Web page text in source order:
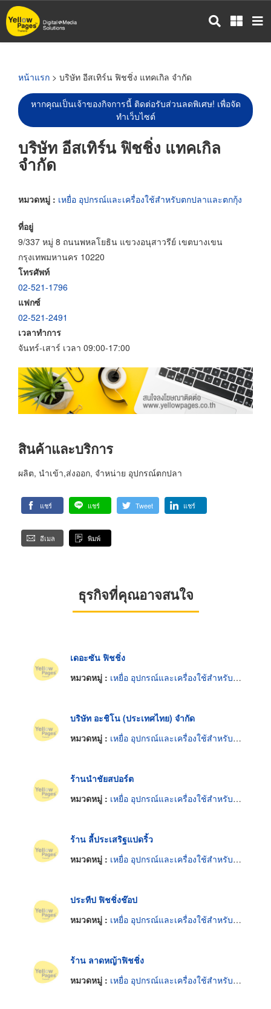
ข้าม
ไป
หน้าแรก > บริษัท อีสเทิร์น ฟิชชิ่ง แทคเกิล จำกัด
หากคุณเป็นเจ้าของกิจการนี้ ติดต่อรับส่วนลดพิเศษ! เพื่อจัด
ทำเว็บไซต์
บริษัท อีสเทิร์น ฟิชชิ่ง แทคเกิล
จำกัด
หมวดหมู่ : เหยื่อ อุปกรณ์และเครื่องใช้สำหรับตกปลาและตกกุ้ง
ที่อยู่
9/337 หมู่ 8 ถนนพหลโยธิน แขวงอนุสาวรีย์ เขตบางเขน
กรุงเทพมหานคร 10220
โทรศัพท์
02-521-1796
แฟกซ์
02-521-2491
เวลาทำการ
จันทร์-เสาร์ เวลา 09:00-17:00
สินค้าและบริการ
ผลิต, นำเข้า,ส่งออก, จำหน่าย อุปกรณ์ตกปลา
แชร์ แชร์ Tweet แชร์
อีเมล พิมพ์
ธุรกิจที่คุณอาจสนใจ
เดอะซัน ฟิชชิ่ง
หมวดหมู่ : เหยื่อ อุปกรณ์และเครื่องใช้สำหรับตกปลาและตกกุ้ง
บริษัท อะชิโน (ประเทศไทย) จำกัด
หมวดหมู่ : เหยื่อ อุปกรณ์และเครื่องใช้สำหรับตกปลาและตกกุ้ง
ร้านนำชัยสปอร์ต
หมวดหมู่ : เหยื่อ อุปกรณ์และเครื่องใช้สำหรับตกปลาและตกกุ้ง
ร้าน ลี้ประเสริฐแปดริ้ว
หมวดหมู่ : เหยื่อ อุปกรณ์และเครื่องใช้สำหรับตกปลาและตกกุ้ง
ประทีป ฟิชชิ่งช๊อป
หมวดหมู่ : เหยื่อ อุปกรณ์และเครื่องใช้สำหรับตกปลาและตกกุ้ง
ร้าน ลาดหญ้าฟิชชิ่ง
หมวดหมู่ : เหยื่อ อุปกรณ์และเครื่องใช้สำหรับตกปลาและตกกุ้ง